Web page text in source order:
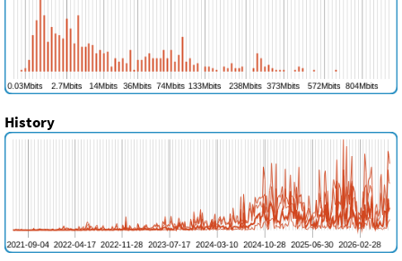
History